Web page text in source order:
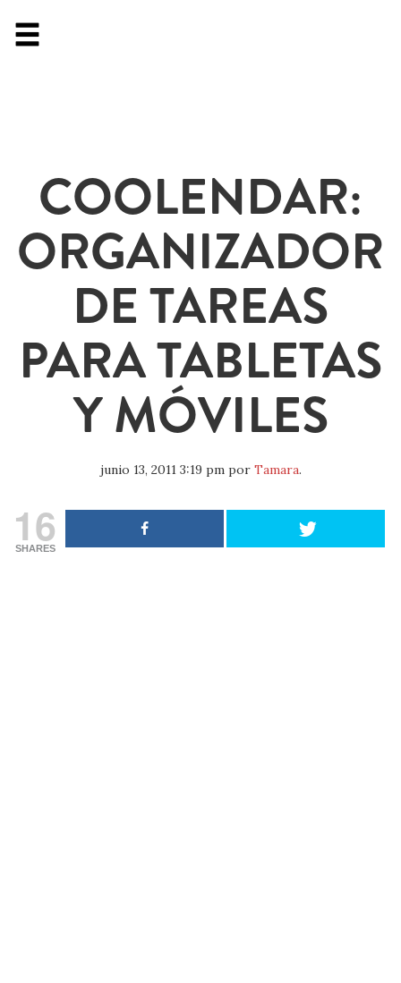
COOLENDAR:
ORGANIZADOR
DE TAREAS
PARA TABLETAS
Y MÓVILES
junio 13, 2011 3:19 pmpor Tamara.
16
SHARES